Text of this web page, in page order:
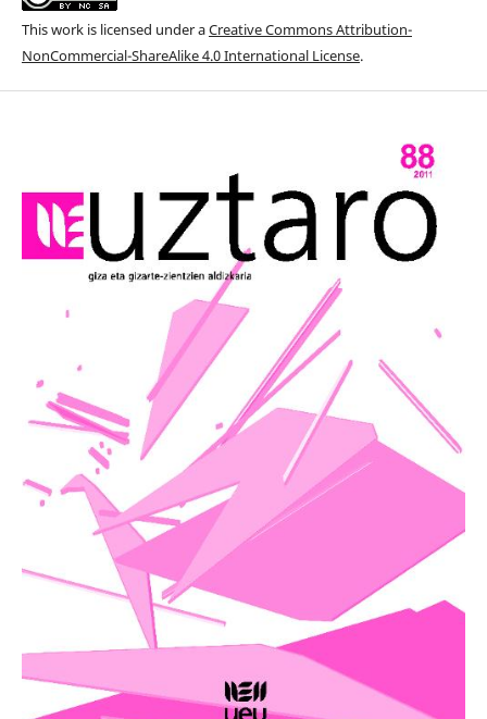
This work is licensed under aCreative Commons Attribution-
NonCommercial-ShareAlike 4.0 International License.